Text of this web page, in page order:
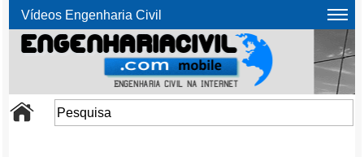
Vídeos Engenharia Civil